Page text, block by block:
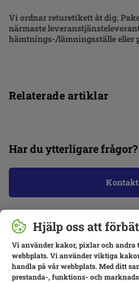
Vi ordnar returetikett åt dig.
närmaste
hämtnings-/lämningsställe eller
Relaterade artiklar
Har du ytterligare frågor?
Hjälp oss att
Vi använder kakor, pixlar och andra
webbplats. Vi använder viktiga
handla på vår webbplats. Med ditt
prestanda-, funktions- och